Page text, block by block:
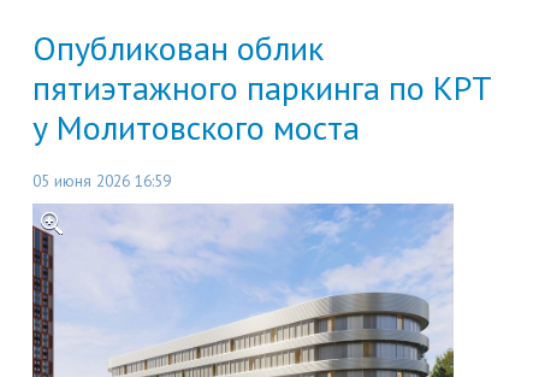
Опубликован облик
пятиэтажного паркинга по КРТ
у Молитовского моста
05 июня 2026 16:59